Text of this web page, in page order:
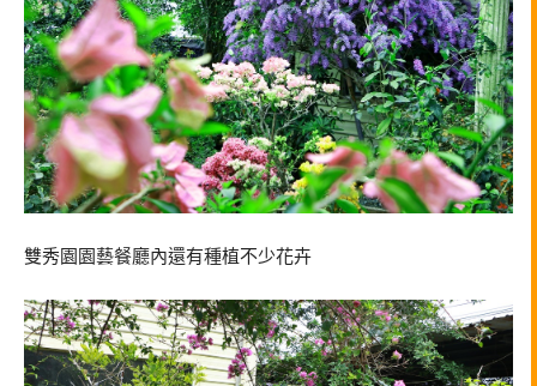
雙秀園園藝餐廳內還有種植不少花卉